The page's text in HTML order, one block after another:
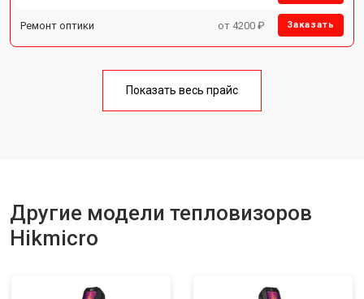
Ремонт оптики от 4200 ₽ Заказать
Показать весь прайс
Другие модели тепловизоров
Hikmicro